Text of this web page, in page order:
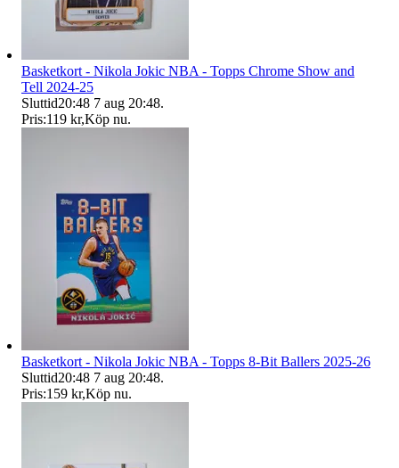
Basketkort - Nikola Jokic NBA - Topps Chrome Show and
Tell 2024-25
Sluttid20:48 7 aug 20:48.
Pris:119 kr,Köp nu.
Basketkort - Nikola Jokic NBA - Topps 8-Bit Ballers 2025-26
Sluttid20:48 7 aug 20:48.
Pris:159 kr,Köp nu.